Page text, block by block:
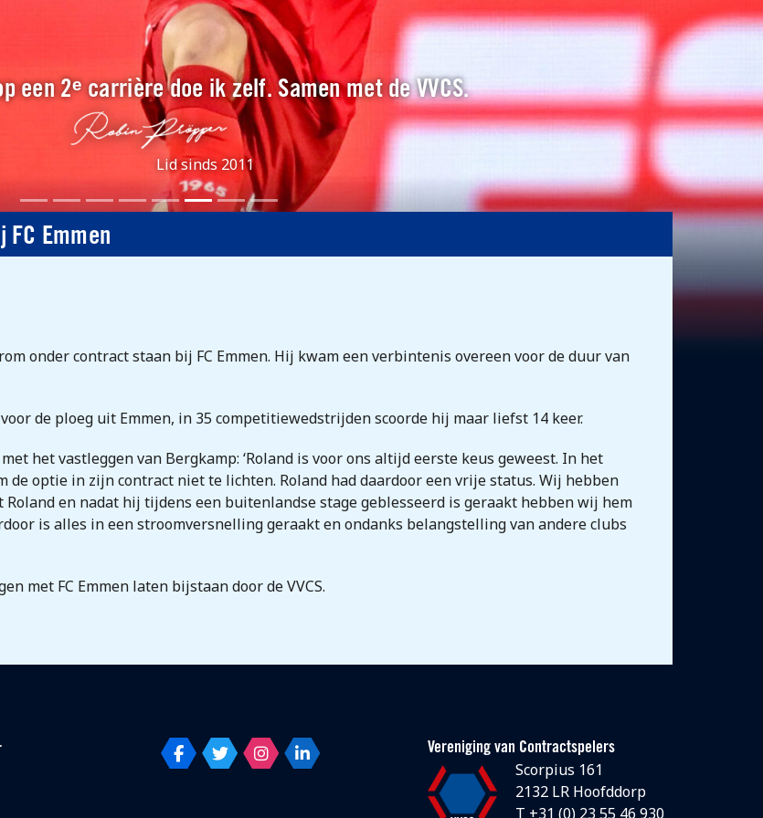
een 2ᵉ carrière doe ik zelf. Samen met de VVCS.
Lid sinds 2011
Emmen
onder contract staan bij FC Emmen. Hij kwam een verbintenis overeen voor de duur van
de ploeg uit Emmen, in 35 competitiewedstrijden scoorde hij maar liefst 14 keer.
het vastleggen van Bergkamp: ‘Roland is voor ons altijd eerste keus geweest. In het
optie in zijn contract niet te lichten. Roland had daardoor een vrije status. Wij hebben
Roland en nadat hij tijdens een buitenlandse stage geblesseerd is geraakt hebben wij hem
is alles in een stroomversnelling geraakt en ondanks belangstelling van andere clubs
met FC Emmen laten bijstaan door de VVCS.
Vereniging van Contractspelers
Scorpius 161
2132 LR Hoofddorp
T +31 (0) 23 55 46 930